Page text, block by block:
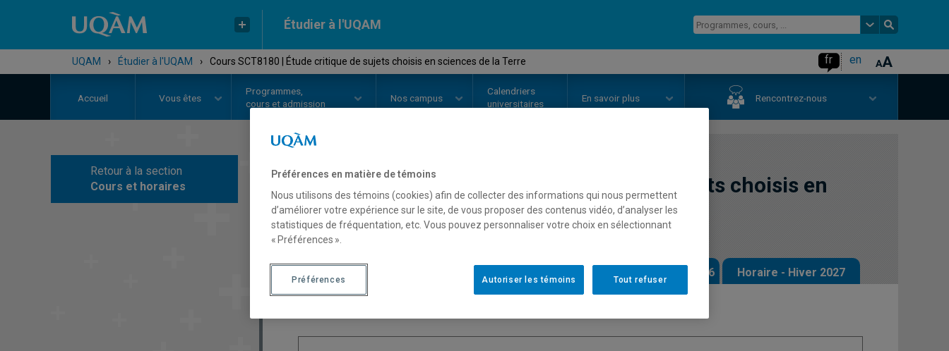
Étudier à l'UQAM
UQAM › Étudier à l'UQAM › Cours SCT8180 | Étude critique de sujets choisis en sciences de la Terre fr en
Accueil Vous êtes
Programmes,
cours et admission
Nos campus
Calendriers
universitaires
En savoir plus Rencontrez-nous
Retour à la section
Cours et horaires
COURS// SCT8180 -
Étude critique de sujets choisis en
sciences de la Terre
Horaire - Été 2026 Horaire - Automne 2026 Horaire - Hiver 2027
Préférences en matière de témoins
Nous utilisons des témoins (cookies) afin de collecter des informations qui nous permettent
d’améliorer votre expérience sur le site, de vous proposer des contenus vidéo, d’analyser les
statistiques de fréquentation, etc. Vous pouvez personnaliser votre choix en sélectionnant
« Préférences ».
Tout refuser
Autoriser les témoins
Préférences